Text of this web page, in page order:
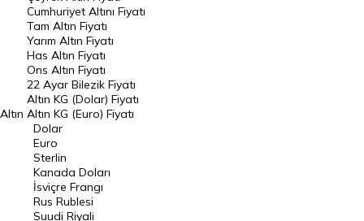
Endeksler
DÖVİZ
Döviz Kuru
Dolar Kuru
Euro Kuru
Pound Kuru
Frank Kuru
Riyal Kuru
Altın
Cumhuriyet Altını Fiyatı
Tam Altın Fiyatı
Yarım Altın Fiyatı
Has Altın Fiyatı
Ons Altın Fiyatı
22 Ayar Bilezik Fiyatı
Altın KG (Dolar) Fiyatı
Altın KG (Euro) Fiyatı
Dolar
Euro
Sterlin
Kanada Doları
İsviçre Frangı
Rus Rublesi
Suudi Riyali